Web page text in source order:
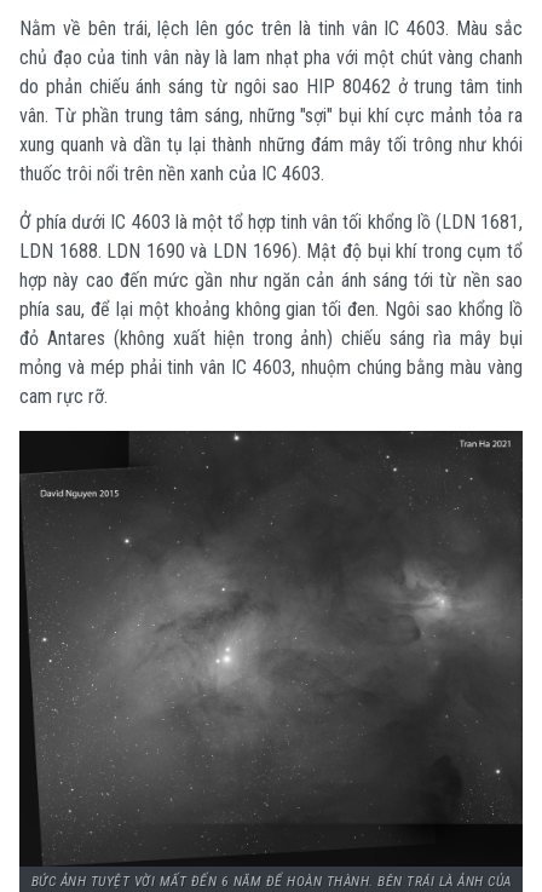
Nằm về bên trái, lệch lên góc trên là tinh vân IC 4603. Màu sắc
chủ đạo của tinh vân này là lam nhạt pha với một chút vàng chanh
do phản chiếu ánh sáng từ ngôi sao HIP 80462 ở trung tâm tinh
vân. Từ phần trung tâm sáng, những "sợi" bụi khí cực mảnh tỏa ra
xung quanh và dần tụ lại thành những đám mây tối trông như khói
thuốc trôi nổi trên nền xanh của IC 4603.
Ở phía dưới IC 4603 là một tổ hợp tinh vân tối khổng lồ (LDN 1681,
LDN 1688. LDN 1690 và LDN 1696). Mật độ bụi khí trong cụm tổ
hợp này cao đến mức gần như ngăn cản ánh sáng tới từ nền sao
phía sau, để lại một khoảng không gian tối đen. Ngôi sao khổng lồ
đỏ Antares (không xuất hiện trong ảnh) chiếu sáng rìa mây bụi
mỏng và mép phải tinh vân IC 4603, nhuộm chúng bằng màu vàng
cam rực rỡ.
BỨC ẢNH TUYỆT VỜI MẤT ĐẾN 6 NĂM ĐỂ HOÀN THÀNH. BÊN TRÁI LÀ ẢNH CỦA